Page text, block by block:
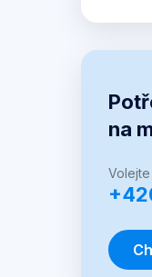
na
Volejte